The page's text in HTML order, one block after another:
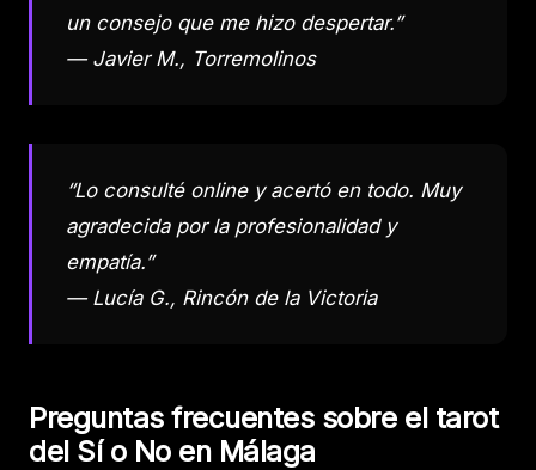
un consejo que me hizo despertar.”
— Javier M., Torremolinos
“Lo consulté online y acertó en todo. Muy
agradecida por la profesionalidad y
empatía.”
— Lucía G., Rincón de la Victoria
Preguntas frecuentes sobre el tarot
del Sí o No en Málaga